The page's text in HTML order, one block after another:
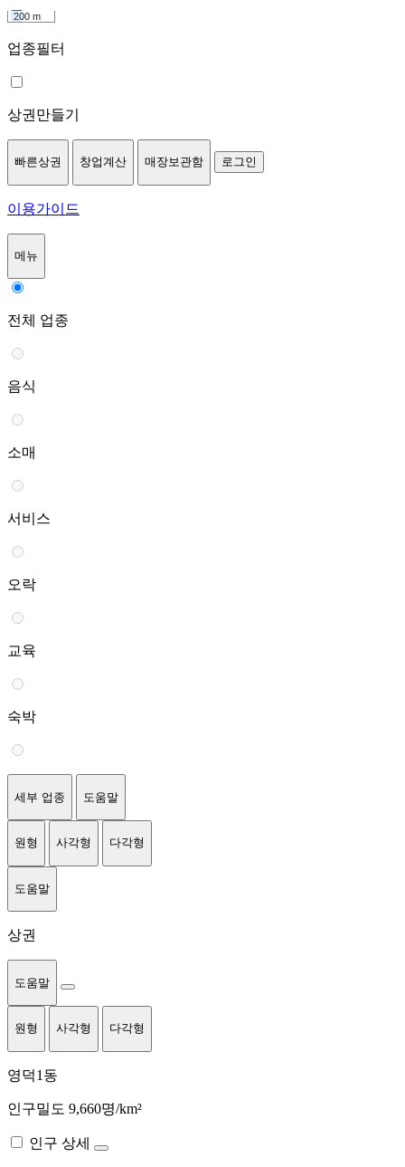
200 m
업종필터
상권만들기
빠른상권 창업계산 매장보관함 로그인
이용가이드
메뉴
전체 업종
음식
소매
서비스
오락
교육
숙박
세부 업종 도움말
원형 사각형 다각형
도움말
상권
도움말
원형 사각형 다각형
영덕1동
인구밀도 9,660명/km²
인구 상세